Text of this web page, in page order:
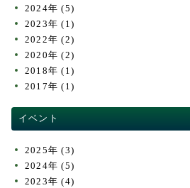
2024年 (5)
2023年 (1)
2022年 (2)
2020年 (2)
2018年 (1)
2017年 (1)
イベント
2025年 (3)
2024年 (5)
2023年 (4)